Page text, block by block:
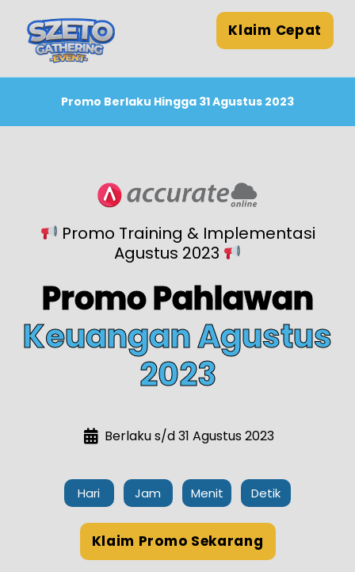
Klaim Cepat
Promo Berlaku Hingga 31 Agustus 2023
Promo Training & Implementasi
Agustus 2023
Promo Pahlawan
Keuangan Agustus
2023
Berlaku s/d 31 Agustus 2023
Hari Jam Menit Detik
Klaim Promo Sekarang